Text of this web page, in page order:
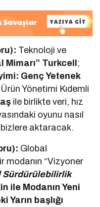
Teknoloji ve
Mimarı” Turkcell;
Genç Yetenek
Yönetimi Kıdemli
ile birlikte veri, hız
oyunu nasıl
aktaracak.
Global
modanın “Vizyoner
Sürdürülebilirlik
ile Modanın Yeni
Yarın başlığı